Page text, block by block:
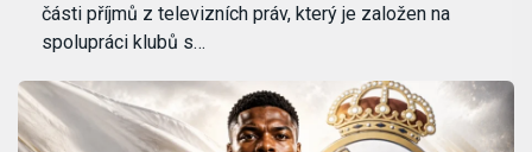
části příjmů z televizních práv, který je založen na
spolupráci klubů s…